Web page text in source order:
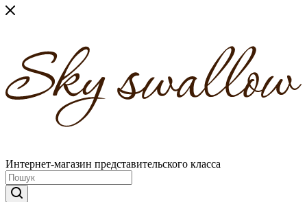
Интернет-магазин представительского класса